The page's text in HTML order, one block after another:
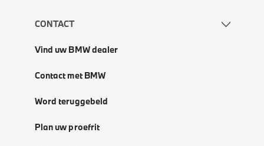
CONTACT
Vind uw BMW dealer
Contact met BMW
Word teruggebeld
Plan uw proefrit